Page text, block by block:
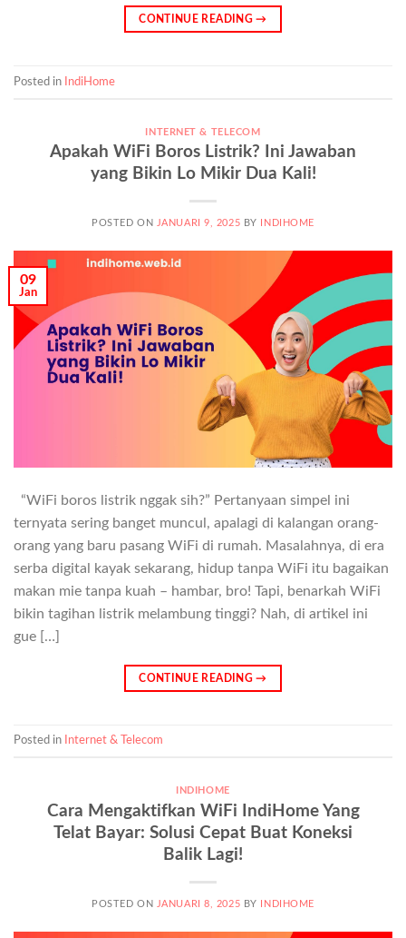
CONTINUE READING→
Posted in IndiHome
INTERNET & TELECOM
Apakah WiFi Boros Listrik? Ini Jawaban
yang Bikin Lo Mikir Dua Kali!
POSTED ON JANUARI 9, 2025 BY INDIHOME
09
Jan
“WiFi boros listrik nggak sih?” Pertanyaan simpel ini
ternyata sering banget muncul, apalagi di kalangan orang-
orang yang baru pasang WiFi di rumah. Masalahnya, di era
serba digital kayak sekarang, hidup tanpa WiFi itu bagaikan
makan mie tanpa kuah – hambar, bro! Tapi, benarkah WiFi
bikin tagihan listrik melambung tinggi? Nah, di artikel ini
gue […]
CONTINUE READING→
Posted in Internet & Telecom
INDIHOME
Cara Mengaktifkan WiFi IndiHome Yang
Telat Bayar: Solusi Cepat Buat Koneksi
Balik Lagi!
POSTED ON JANUARI 8, 2025 BY INDIHOME